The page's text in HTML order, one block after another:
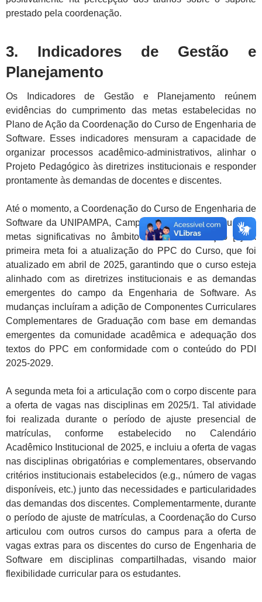
prestado pela coordenação.
3. Indicadores de Gestão e
Planejamento
Os Indicadores de Gestão e Planejamento reúnem
evidências do cumprimento das metas estabelecidas no
Plano de Ação da Coordenação do Curso de Engenharia de
Software. Esses indicadores mensuram a capacidade de
organizar processos acadêmico-administrativos, alinhar o
Projeto Pedagógico às diretrizes institucionais e responder
prontamente às demandas de docentes e discentes.
Até o momento, a Coordenação do Curso de Engenharia de
Software da UNIPAMPA, Campus Alegrete, alcançou duas
metas significativas no âmbito do Plano de Ação [7]. A
primeira meta foi a atualização do PPC do Curso, que foi
atualizado em abril de 2025, garantindo que o curso esteja
alinhado com as diretrizes institucionais e as demandas
emergentes do campo da Engenharia de Software. As
mudanças incluíram a adição de Componentes Curriculares
Complementares de Graduação com base em demandas
emergentes da comunidade acadêmica e adequação dos
textos do PPC em conformidade com o conteúdo do PDI
2025-2029.
A segunda meta foi a articulação com o corpo discente para
a oferta de vagas nas disciplinas em 2025/1. Tal atividade
foi realizada durante o período de ajuste presencial de
matrículas, conforme estabelecido no Calendário
Acadêmico Institucional de 2025, e incluiu a oferta de vagas
nas disciplinas obrigatórias e complementares, observando
critérios institucionais estabelecidos (e.g., número de vagas
disponíveis, etc.) junto das necessidades e particularidades
das demandas dos discentes. Complementarmente, durante
o período de ajuste de matrículas, a Coordenação do Curso
articulou com outros cursos do campus para a oferta de
vagas extras para os discentes do curso de Engenharia de
Software em disciplinas compartilhadas, visando maior
flexibilidade curricular para os estudantes.